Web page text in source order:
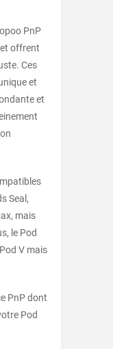
PnP
offrent
Ces
et
et
Seal,
mais
le Pod
V mais
PnP dont
Pod